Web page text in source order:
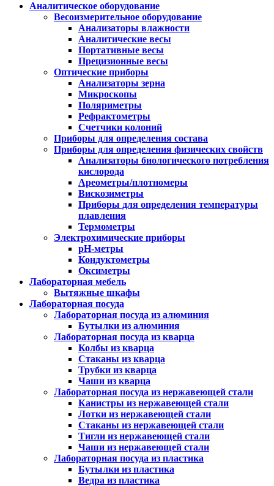
Аналитическое оборудование
Весоизмерительное оборудование
Анализаторы влажности
Аналитические весы
Портативные весы
Прецизионные весы
Оптические приборы
Анализаторы зерна
Микроскопы
Поляриметры
Рефрактометры
Счетчики колоний
Приборы для определения состава
Приборы для определения физических свойств
Анализаторы биологического потребления
кислорода
Ареометры/плотномеры
Вискозиметры
Приборы для определения температуры
плавления
Термометры
Электрохимические приборы
pH-метры
Кондуктометры
Оксиметры
Лабораторная мебель
Вытяжные шкафы
Лабораторная посуда
Лабораторная посуда из алюминия
Бутылки из алюминия
Лабораторная посуда из кварца
Колбы из кварца
Стаканы из кварца
Трубки из кварца
Чаши из кварца
Лабораторная посуда из нержавеющей стали
Канистры из нержавеющей стали
Лотки из нержавеющей стали
Стаканы из нержавеющей стали
Тигли из нержавеющей стали
Чаши из нержавеющей стали
Лабораторная посуда из пластика
Бутылки из пластика
Ведра из пластика